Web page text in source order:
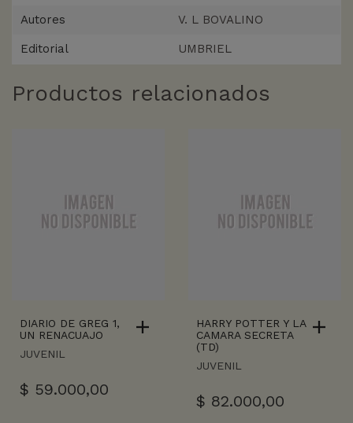
Autores V. L BOVALINO
Editorial UMBRIEL
Productos relacionados
DIARIO DE GREG 1,
UN RENACUAJO
JUVENIL
$ 59.000,00
HARRY POTTER Y LA
CAMARA SECRETA
(TD)
JUVENIL
$ 82.000,00